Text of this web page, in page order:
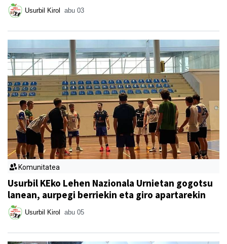
Usurbil Kirol abu 03
Komunitatea
Usurbil KEko Lehen Nazionala Urnietan gogotsu
lanean, aurpegi berriekin eta giro apartarekin
Usurbil Kirol abu 05